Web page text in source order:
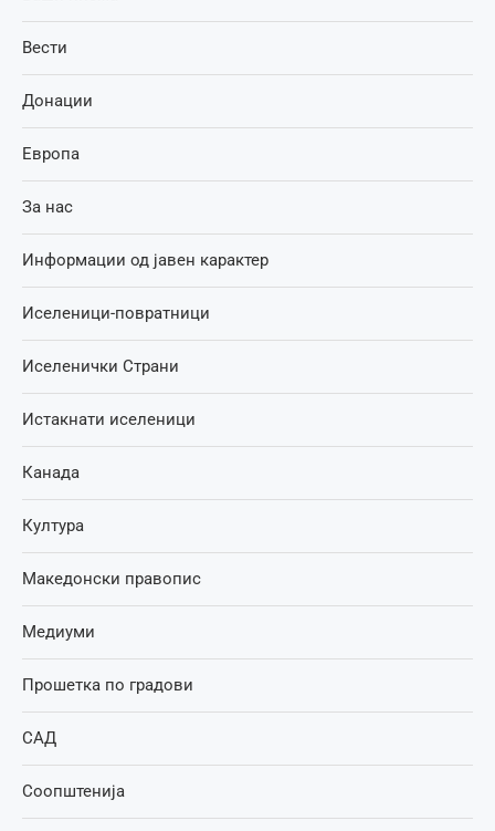
Вести
Донации
Европа
За нас
Информации од јавен карактер
Иселеници-повратници
Иселенички Страни
Истакнати иселеници
Канада
Култура
Македонски правопис
Медиуми
Прошетка по градови
САД
Соопштенија